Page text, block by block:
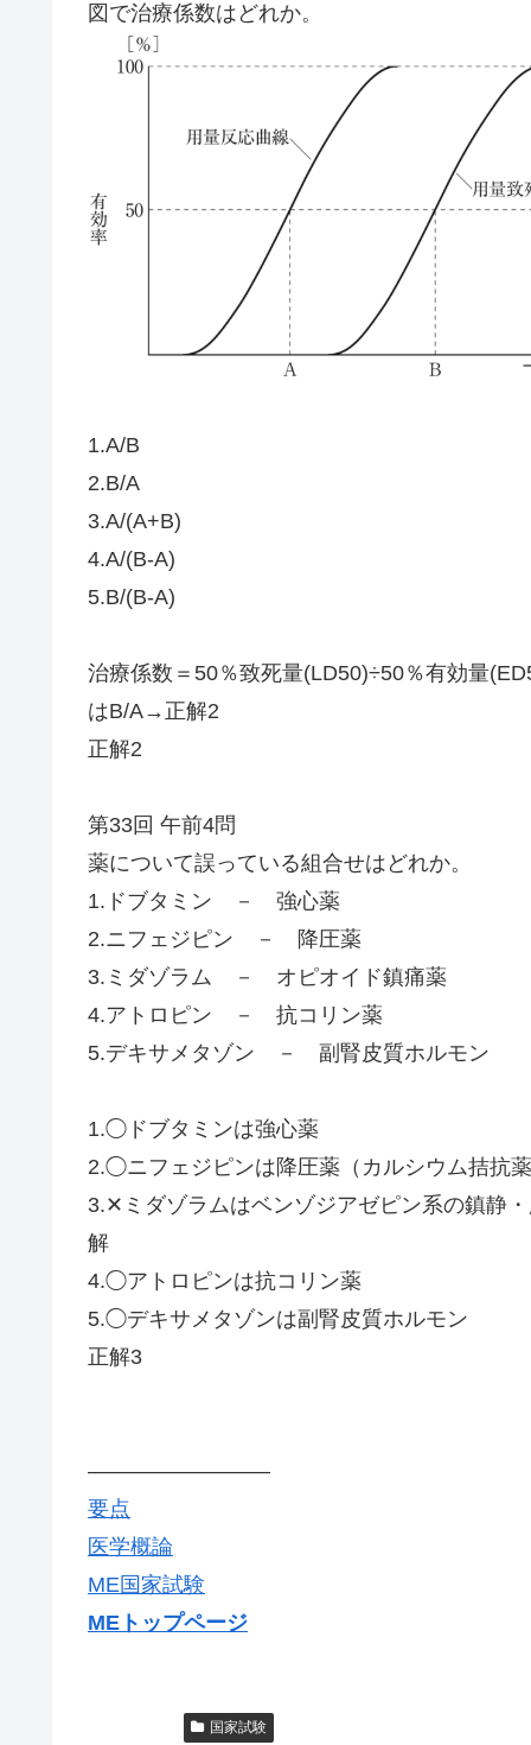
図で治療係数はどれか。
1.A/B
2.B/A
3.A/(A+B)
4.A/(B-A)
5.B/(B-A)
治療係数＝50％致死量(LD50)÷50％有効量
はB/A→正解2
正解2
第33回 午前4問
薬について誤っている組合せはどれか。
1.ドブタミン － 強心薬
2.ニフェジピン － 降圧薬
3.ミダゾラム － オピオイド鎮痛薬
4.アトロピン － 抗コリン薬
5.デキサメタゾン － 副腎皮質ホルモン
1.◯ドブタミンは強心薬
2.◯ニフェジピンは降圧薬（カルシウム拮抗薬
3.✕ミダゾラムはベンゾジアゼピン系の鎮静
解
4.◯アトロピンは抗コリン薬
5.◯デキサメタゾンは副腎皮質ホルモン
正解3
————————–
要点
医学概論
ME国家試験
MEトップページ
国家試験